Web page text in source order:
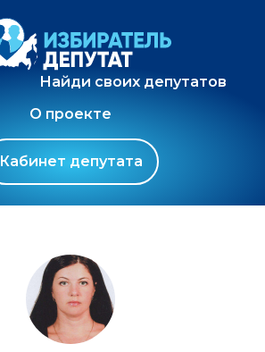
Найди своих депутатов
О проекте
Кабинет депутата